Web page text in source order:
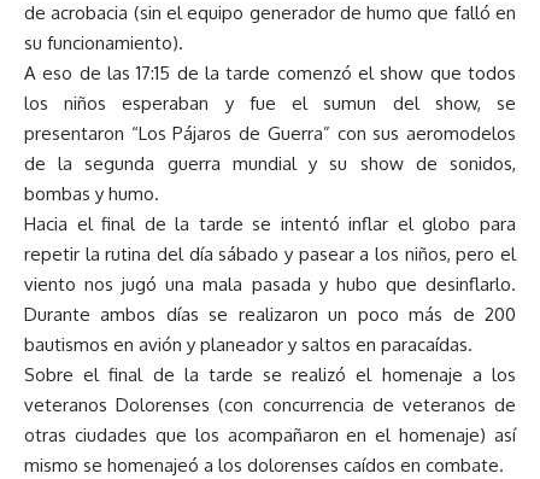
de acrobacia (sin el equipo generador de humo que falló en
su funcionamiento).
A eso de las 17:15 de la tarde comenzó el show que todos
los niños esperaban y fue el sumun del show, se
presentaron “Los Pájaros de Guerra” con sus aeromodelos
de la segunda guerra mundial y su show de sonidos,
bombas y humo.
Hacia el final de la tarde se intentó inflar el globo para
repetir la rutina del día sábado y pasear a los niños, pero el
viento nos jugó una mala pasada y hubo que desinflarlo.
Durante ambos días se realizaron un poco más de 200
bautismos en avión y planeador y saltos en paracaídas.
Sobre el final de la tarde se realizó el homenaje a los
veteranos Dolorenses (con concurrencia de veteranos de
otras ciudades que los acompañaron en el homenaje) así
mismo se homenajeó a los dolorenses caídos en combate.